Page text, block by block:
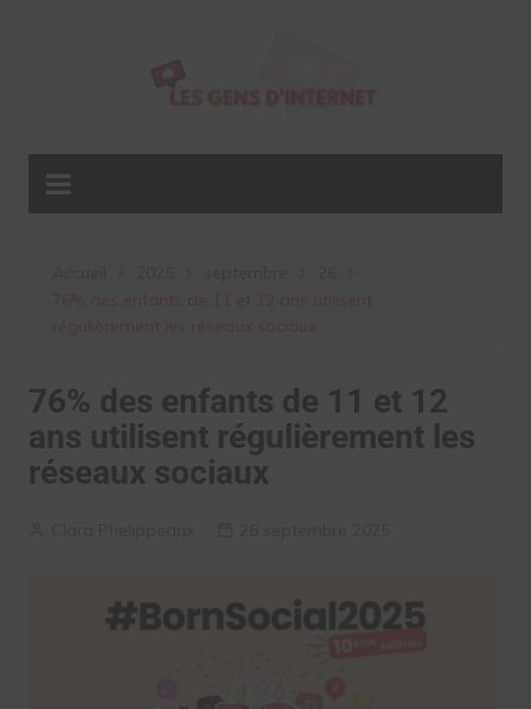
76% des enfants de 11 et 12
ans utilisent régulièrement les
réseaux sociaux